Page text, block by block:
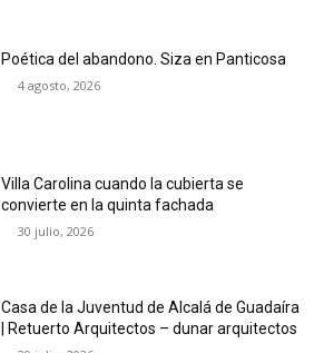
Poética del abandono. Siza en Panticosa
4 agosto, 2026
Villa Carolina cuando la cubierta se
convierte en la quinta fachada
30 julio, 2026
Casa de la Juventud de Alcalá de Guadaíra
| Retuerto Arquitectos – dunar arquitectos